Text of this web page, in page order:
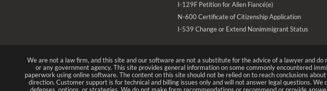
I-129F Petition for Alien Fiancé(e)
N-600 Certificate of Citizenship Application
I-539 Change or Extend Nonimmigrant Status
We are not a law firm, and this site and our software are not a substitute for the advice of a lawyer and
or any government agency. This site provides general information on some commonly encountered
paperwork using online software. The content on this site should not be relied on to reach conclusions
direction. Customer support is for technical and billing issues only and will not answer legal questions.